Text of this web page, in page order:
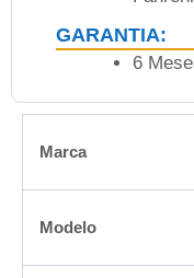
GARANTIA:
6
Marca
Modelo